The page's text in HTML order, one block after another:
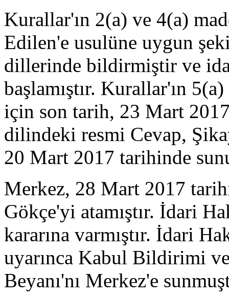
Kurallar'ın 2(a) ve 4(a)
Edilen'e usulüne uygun
dillerinde bildirmiştir ve
başlamıştır. Kurallar'ın
için son tarih, 23 Mart
dilindeki resmi Cevap,
20 Mart 2017 tarihinde
Merkez, 28 Mart 2017
Gökçe'yi atamıştır. İdari
kararına varmıştır. İdari
uyarınca Kabul Bildirimi ve
Beyanı'nı Merkez'e